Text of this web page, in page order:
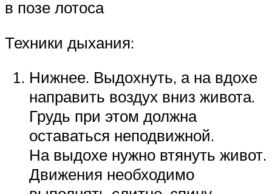
в позе лотоса
Техники дыхания:
Нижнее. Выдохнуть, а на вдохе
направить воздух вниз живота.
Грудь при этом должна
оставаться неподвижной.
На выдохе нужно втянуть живот.
Движения необходимо